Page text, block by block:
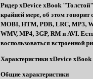
Ридер xDevice xBook
крайней мере, об этом
MOBI, HTM, PDB, LRC, MP3,
WMV, MP4, 3GP, RM и AVI.
воспользоваться встроенной
Характеристики xDevice
Общие характеристики